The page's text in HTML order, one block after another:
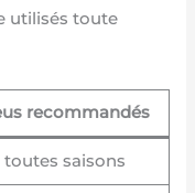
utilisés toute
recommandés
saisons